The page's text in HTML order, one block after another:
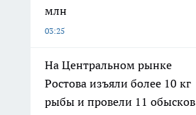
млн
03:25
На Центральном рынке
Ростова изъяли более 10 кг
рыбы и провели 11 обысков